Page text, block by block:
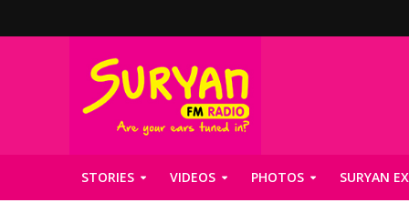
STORIES VIDEOS PHOTOS SURYAN